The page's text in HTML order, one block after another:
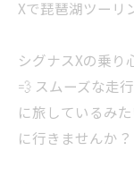
Xで琵琶湖ツー
シグナスXの乗
💨 スムーズな走
に旅しているみ
に行きませんか？